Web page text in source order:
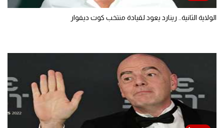
الولاية الثانية.. رينارد يعود لقيادة منتخب كوت ديفوار